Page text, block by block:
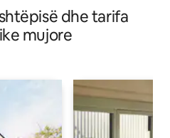
dhe tarifa
mujore